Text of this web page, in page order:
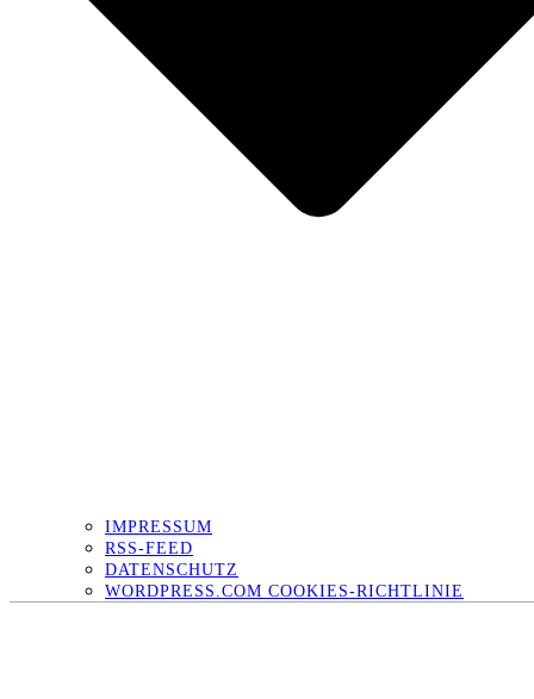
IMPRESSUM
RSS-FEED
DATENSCHUTZ
WORDPRESS.COM COOKIES-RICHTLINIE